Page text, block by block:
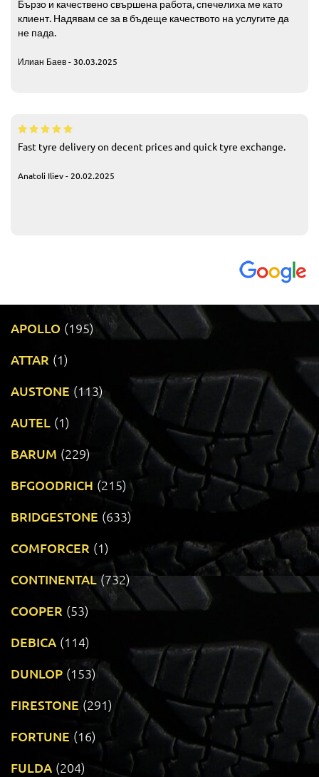
Бързо и качествено свършена работа, спечелиха ме като
клиент. Надявам се за в бъдеще качеството на услугите да
не пада.
Илиан Баев - 30.03.2025
Fast tyre delivery on decent prices and quick tyre exchange.
Anatoli Iliev - 20.02.2025
APOLLO (195)
ATTAR (1)
AUSTONE (113)
AUTEL (1)
BARUM (229)
BFGOODRICH (215)
BRIDGESTONE (633)
COMFORCER (1)
CONTINENTAL (732)
COOPER (53)
DEBICA (114)
DUNLOP (153)
FIRESTONE (291)
FORTUNE (16)
FULDA (204)